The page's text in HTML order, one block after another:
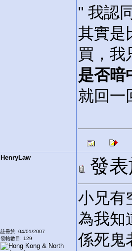
" 我認
其實是
買，我
是否暗
就回一
HenryLaw
註冊於: 04/01/2007
發帖數目: 129
發
小兄有
為我知
係死鬼